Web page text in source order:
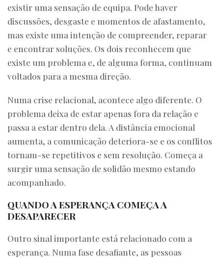
existir uma sensação de equipa. Pode haver
discussões, desgaste e momentos de afastamento,
mas existe uma intenção de compreender, reparar
e encontrar soluções. Os dois reconhecem que
existe um problema e, de alguma forma, continuam
voltados para a mesma direção.
Numa crise relacional, acontece algo diferente. O
problema deixa de estar apenas fora da relação e
passa a estar dentro dela. A distância emocional
aumenta, a comunicação deteriora-se e os conflitos
tornam-se repetitivos e sem resolução. Começa a
surgir uma sensação de solidão mesmo estando
acompanhado.
QUANDO A ESPERANÇA COMEÇA A
DESAPARECER
Outro sinal importante está relacionado com a
esperança. Numa fase desafiante, as pessoas